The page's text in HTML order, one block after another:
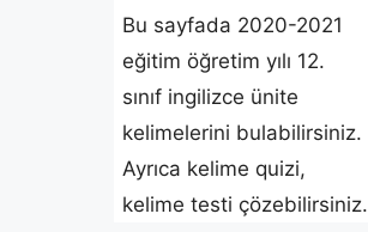
Bu sayfada 2020-2021
eğitim öğretim yılı 12.
sınıf ingilizce ünite
kelimelerini bulabilirsiniz.
Ayrıca kelime quizi,
kelime testi çözebilirsiniz.